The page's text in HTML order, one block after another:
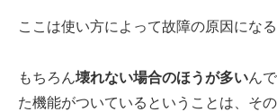
ここは使い方によって故障の原因になる
もちろん壊れない場合のほうが多いん
た機能がついているということは、そ